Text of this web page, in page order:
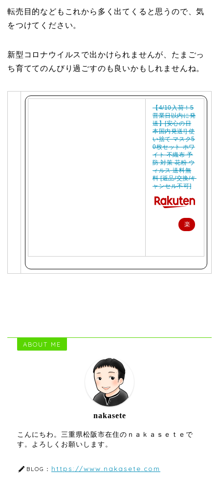
転売目的などもこれから多く出てくると思うので、気
をつけてください。
新型コロナウイルスで出かけられませんが、たまごっ
ち育ててのんびり過ごすのも良いかもしれませんね。
【4/10入荷！5
営業日以内に発
送】[安心の日
本国内発送!] 使
い捨て マスク5
0枚セット ホワ
イト 不織布 予
防 対策 花粉 ウ
ィルス 送料無
料 [返品/交換/キ
ャンセル不可]
楽
ABOUT ME
nakasete
こんにちわ。三重県松阪市在住のｎａｋａｓｅｔｅで
す。よろしくお願いします。
BLOG： https://www.nakasete.com